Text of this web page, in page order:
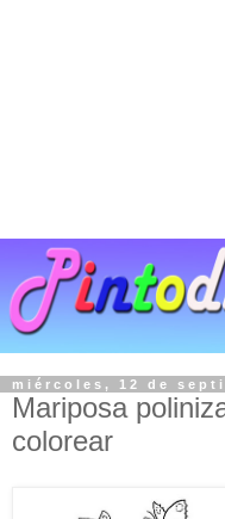
miércoles, 12 de
Mariposa
colorear